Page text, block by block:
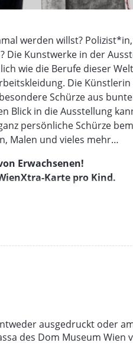
werden willst?
Die Kunstwerke in der
wie die Berufe dieser
Die Künstlerin
Schürze aus
Blick in die Ausstellung
persönliche Schürze
Malen und vieles mehr…
Erwachsenen!
Karte pro Kind.
wird nach einer
ausgedruckt oder
des Dom Museum Wien